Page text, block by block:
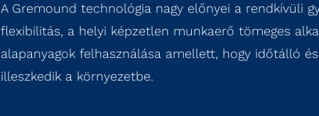
A Gremound technológia nagy előnyei a rendkívüli
flexibilitás, a helyi képzetlen munkaerő tömeges
alapanyagok felhasználása amellett, hogy időtálló
illeszkedik a környezetbe.